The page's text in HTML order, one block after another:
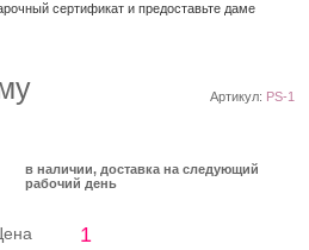
сертификат и предоставьте даме
Артикул: PS-1
в наличии, доставка на следующий
рабочий день
1